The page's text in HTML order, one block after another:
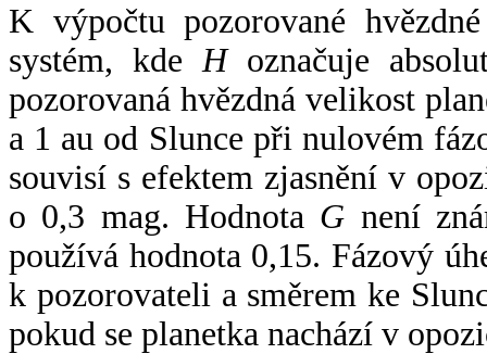
K výpočtu pozorované
systém, kde Hoznačuje
pozorovaná hvězdná velikost
a 1 au od Slunce při nulovém
souvisí s efektem zjasnění v
o 0,3 mag. Hodnota G není
používá hodnota 0,15. Fázový
k pozorovateli a směrem ke
pokud se planetka nachází v